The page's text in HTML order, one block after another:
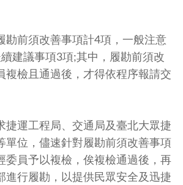
勘前須改善事項計4項，一般注意
建議事項3項;其中，履勘前須改
複檢且通過後，才得依程序報請交
捷運工程局、交通局及臺北大眾捷
單位，儘速針對履勘前須改善事項
委員予以複檢，俟複檢通過後，再
進行履勘，以提供民眾安全及迅捷